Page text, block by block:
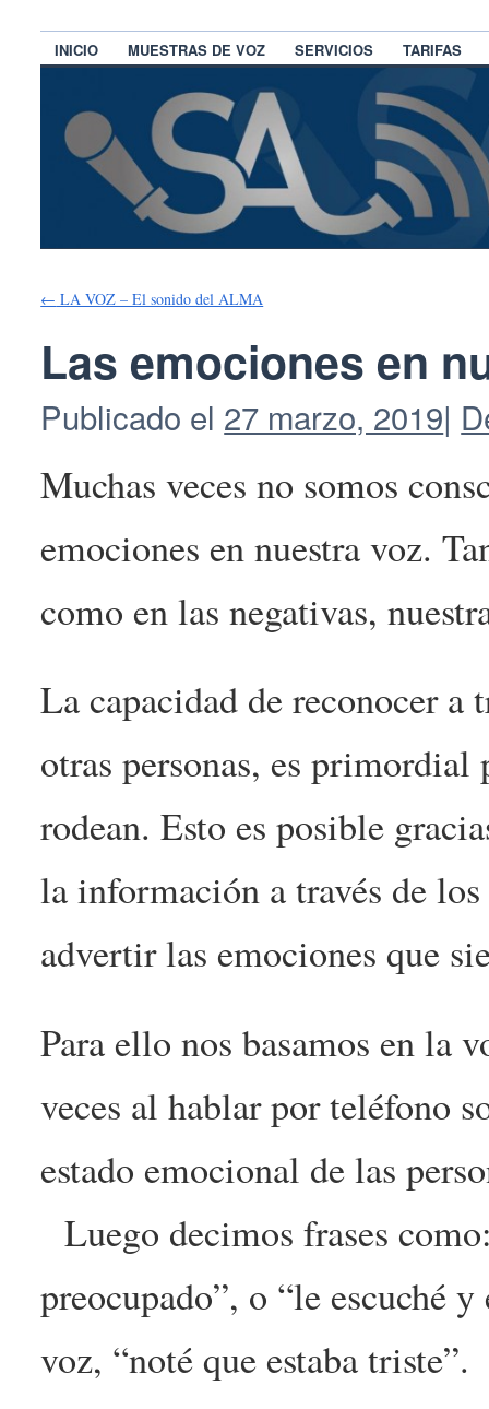
INICIO MUESTRAS DE VOZ SERVICIOS TARIFAS
← LA VOZ – El sonido del ALMA
Las emociones en
Publicado el 27 marzo, 2019|
Muchas veces no somos
emociones en nuestra voz.
como en las negativas,
La capacidad de reconocer a
otras personas, es primordial
rodean. Esto es posible
la información a través de
advertir las emociones que
Para ello nos basamos en la
veces al hablar por teléfono
estado emocional de las
Luego decimos frases
preocupado”, o “le escuché
voz, “noté que estaba